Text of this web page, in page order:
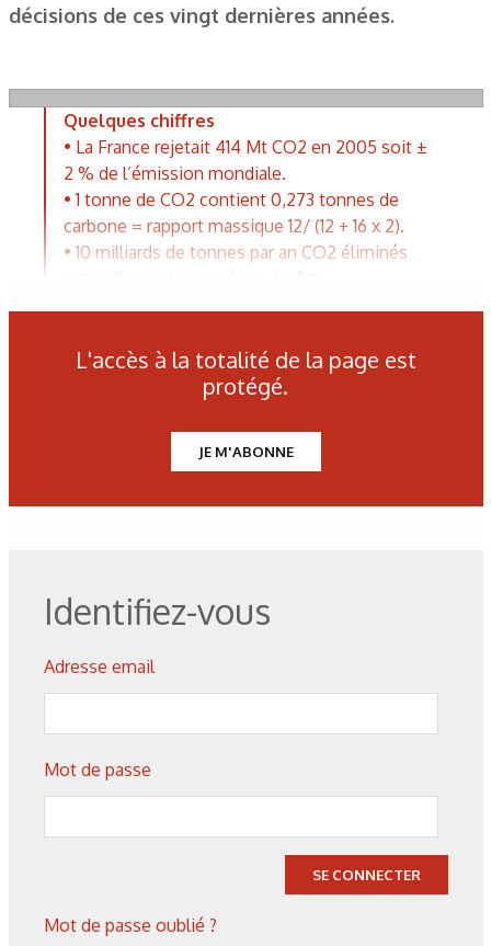
décisions de ces vingt dernières années.
Quelques chiffres
• La France rejetait 414 Mt CO2 en 2005 soit ±
2 % de l’émission mondiale.
• 1 tonne de CO2 contient 0,273 tonnes de
carbone = rapport massique 12/ (12 + 16 x 2).
• 10 milliards de tonnes par an CO2 éliminés
• 1 tep (tonne équivalent pétrole) = 11 628 kWh.
• 1 ppm CO2 dans l’atmosphère = 7,8Mrds
• 387 ppm teneur moyenne en CO2 de
l’atmosphère en juin 2009.
Figure 3 : Prévisions d’émission de CO2 par habitant selon
la zone géographique (Source IEA 2007).
Tableau 1 : Forçage radiatif des principaux GES pour la
période 1750 et 2005.
L'accès à la totalité de la page est
protégé.
JE M'ABONNE
Identifiez-vous
Adresse email
Mot de passe
SE CONNECTER
Mot de passe oublié ?